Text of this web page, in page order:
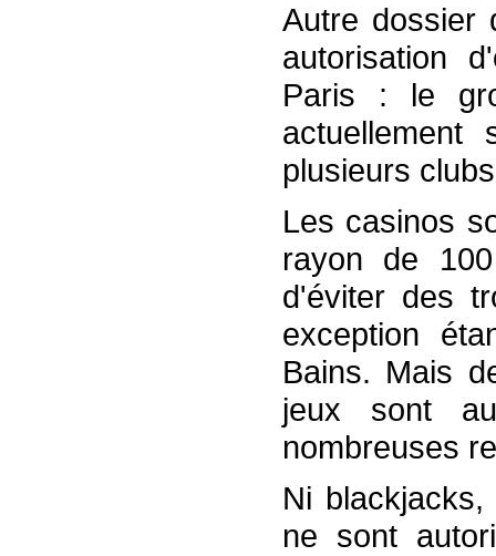
Autre dossier
autorisation
Paris : le
actuellement
plusieurs
Les casinos
rayon de
d'éviter des
exception
Bains. Mais
jeux sont
nombreuses
Ni
ne sont